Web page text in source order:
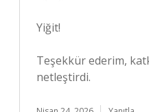
Yiğit!
Teşekkür ederim,
netleştirdi.